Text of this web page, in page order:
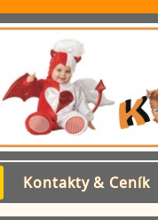
Kontakty & Ceník